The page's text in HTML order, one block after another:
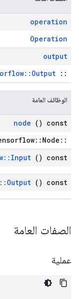
operation
Operation
output
::
الوظائف العامة
node () const
::tensorflow::Node *
:: Input () const
:: Output () const
الصفات العامة
عملية